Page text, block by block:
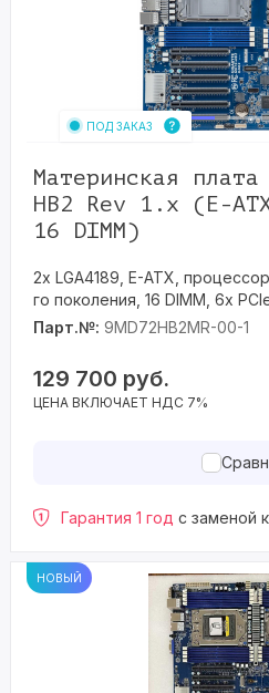
ПОД ЗАКАЗ
Материнская
HB2 Rev 1.x (E-
16 DIMM)
2x LGA4189, E-ATX,
го поколения, 16 DIMM, 6x
Парт.№: 9MD72HB2MR-00-1
129 700 руб.
ЦЕНА ВКЛЮЧАЕТ НДС 7%
Гарантия 1 год с заменой
НОВЫЙ